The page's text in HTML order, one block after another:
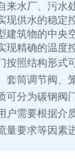
来水厂、污水
现供水的稳定
建筑物的中央
现精确的温度
按照结构形式
套筒调节阀、
可分为碳钢阀
户需要根据介
量要求等因素